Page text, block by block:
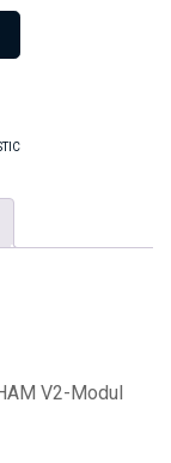
V2-Modul